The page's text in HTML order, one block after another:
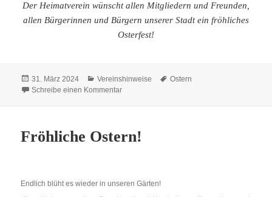
Der Heimatverein wünscht allen Mitgliedern und Freunden,
allen Bürgerinnen und Bürgern unserer Stadt ein fröhliches
Osterfest!
Veröffentlicht
am
31. März 2024 Kategorien
Vereinshinweise Schlagwörter
Ostern
Schreibe einen Kommentarzu Fröhliche Ostern!
Fröhliche Ostern!
Endlich blüht es wieder in unseren Gärten!